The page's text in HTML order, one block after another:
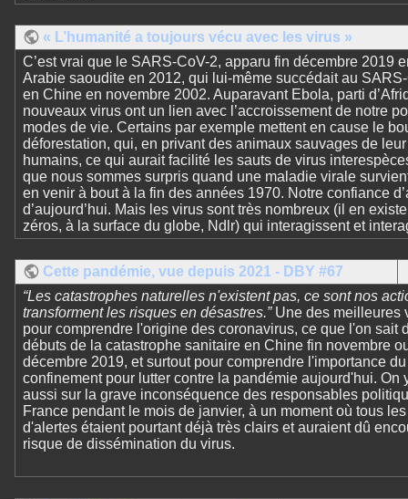
« L’humanité a toujours vécu avec les virus »
C’est vrai que le SARS-CoV-2, apparu fin décembre 2019
Arabie saoudite en 2012, qui lui-même succédait au
en Chine en novembre 2002. Auparavant Ebola, parti
nouveaux virus ont un lien avec l’accroissement de notre
modes de vie. Certains par exemple mettent en cause le
déforestation, qui, en privant des animaux sauvages de
humains, ce qui aurait facilité les sauts de virus
que nous sommes surpris quand une maladie virale
en venir à bout à la fin des années 1970. Notre confiance
d’aujourd’hui. Mais les virus sont très nombreux (il en
zéros, à la surface du globe, Ndlr) qui interagissent et
Cette pandémie, vue depuis 2021 - DBY #67
“Les catastrophes naturelles n'existent pas, ce sont nos
transforment les risques en désastres.”Une des meilleures
pour comprendre l'origine des coronavirus, ce que l'on sait
débuts de la catastrophe sanitaire en Chine fin novembre
décembre 2019, et surtout pour comprendre l'importance du
confinement pour lutter contre la pandémie aujourd'hui. On
aussi sur la grave inconséquence des responsables
France pendant le mois de janvier, à un moment où tous
d'alertes étaient pourtant déjà très clairs et auraient dû
risque de dissémination du virus.